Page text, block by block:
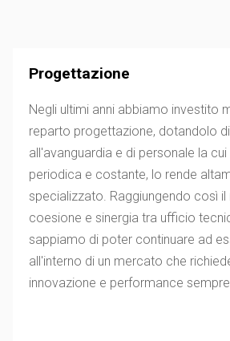
Progettazione
Negli ultimi anni abbiamo investito
reparto progettazione, dotandolo
all'avanguardia e di personale la
periodica e costante, lo rende
specializzato. Raggiungendo così
coesione e sinergia tra ufficio
sappiamo di poter continuare ad
all'interno di un mercato che
innovazione e performance